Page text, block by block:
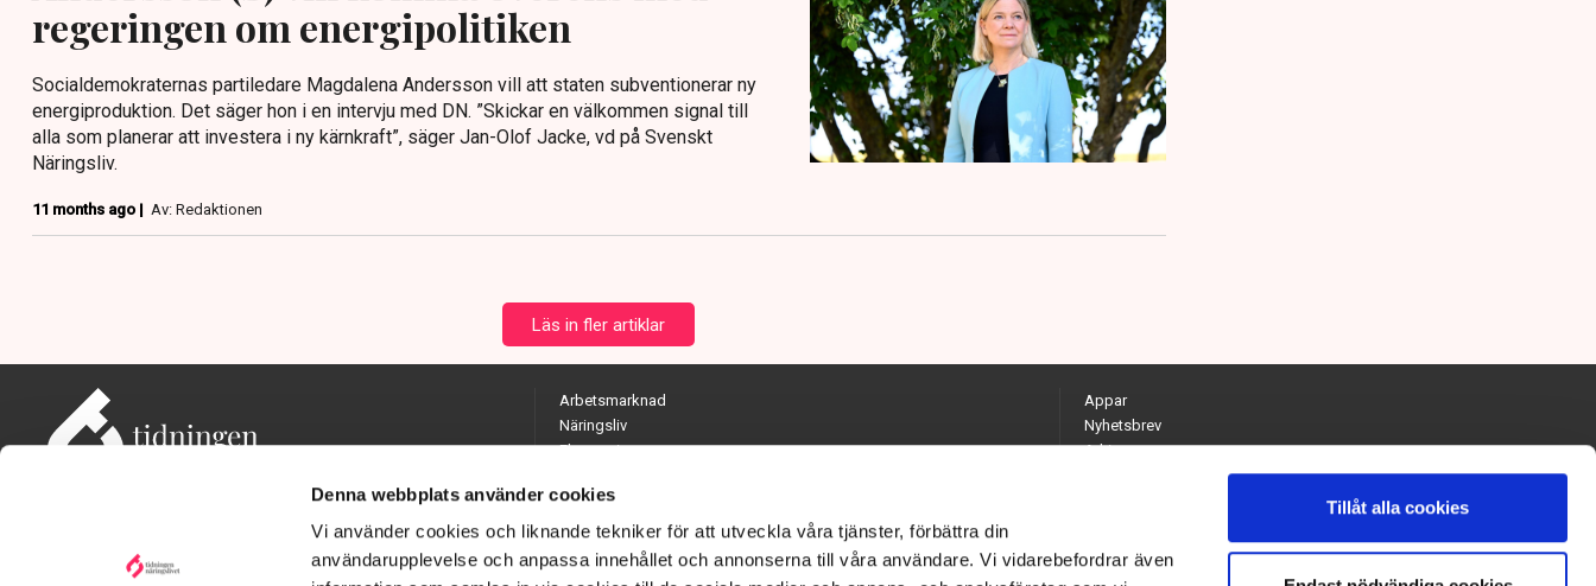
Denna webbplats använder cookies
Vi använder cookies och liknande tekniker för att utveckla våra tjänster, förbättra din
användarupplevelse och anpassa innehållet och annonserna till våra användare. Vi vidarebefordrar även
Tillåt alla cookies
regeringen om energipolitiken
Socialdemokraternas partiledare Magdalena Andersson vill att staten subventionerar ny
energiproduktion. Det säger hon i en intervju med DN. ”Skickar en välkommen signal till
alla som planerar att investera i ny kärnkraft”, säger Jan-Olof Jacke, vd på Svenskt
Näringsliv.
11 months ago | Av: Redaktionen
Läs in fler artiklar
Arbetsmarknad
Näringsliv
Ekonomi
Opinion
Hållbarhet
Utrikes
Appar
Nyhetsbrev
Arkiv
Kontakta redaktionen